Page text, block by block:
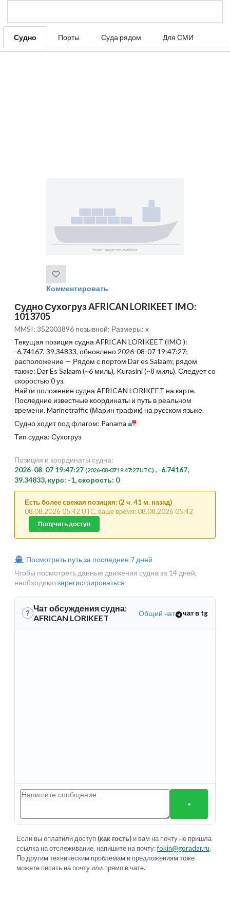
Судно Порты Суда рядом Для СМИ
Комментировать
Судно Сухогруз AFRICAN LORIKEET IMO:
1013705
MMSI: 352003896 позывной: Размеры: x
Текущая позиция судна AFRICAN LORIKEET (IMO ):
-6.74167, 39.34833, обновлено 2026-08-07 19:47:27;
расположение — Рядом с портом Dar es Salaam; рядом
также: Dar Es Salaam (~6 миль), Kurasini (~8 миль). Следует со
скоростью 0 уз.
Найти положение судна AFRICAN LORIKEET на карте.
Последние известные координаты и путь в реальном
времени. Marinetraffic (Марин трафик) на русском языке.
Судно ходит под флагом: Panama
Тип судна: Сухогруз
Позиция и координаты судна:
2026-08-07 19:47:27 (2026-08-07 19:47:27 UTC) , -6.74167,
39.34833, курс: -1, скорость: 0
Есть более свежая позиция: (2 ч. 41 м. назад)
08.08.2026 05:42 UTC, ваше время: 08.08.2026 05:42
Получить доступ
Посмотреть путь за последние 7 дней
Чтобы посмотреть данные движения судна за 14 дней,
необходимо зарегистрироваться
? Чат обсуждения судна:
AFRICAN LORIKEET
Общий чат чат в tg
>
Если вы оплатили доступ (как гость) и вам на почту не пришла
ссылка на отслеживание, напишите на почту:fokin@goradar.ru.
По другим техническим проблемам и предложениям тоже
можете писать на почту или прямо в чате.